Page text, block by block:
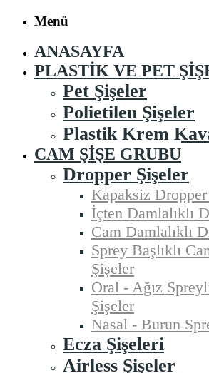
Menü
ANASAYFA
PLASTIK VE PET
Pet Şişeler
Polietilen Şişeler
Plastik Krem
CAM ŞIŞE GRUBU
Dropper Şişeler
Kapaksiz
İçten Damlalıklı
Cam Damlalıklı
Sprey Başlıklı
Şişeler
Oral - Ağız
Şişeler
Nasal - Burun
Ecza Şişeleri
Airless Şişeler